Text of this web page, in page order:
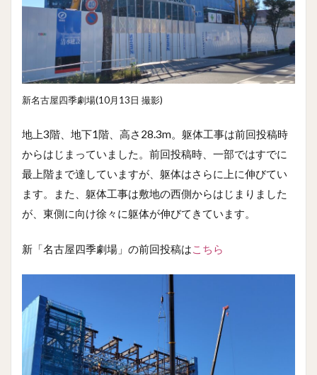
新名古屋四季劇場(10月13日 撮影)
地上3階、地下1階、高さ28.3m。躯体工事は前回投稿時
からはじまっていました。前回投稿時、一部ではすでに
最上階まで達していますが、躯体はさらに上に伸びてい
ます。また、躯体工事は敷地の西側からはじまりました
が、東側に向け徐々に躯体が伸びてきています。
新「名古屋四季劇場」の前回投稿はこちら